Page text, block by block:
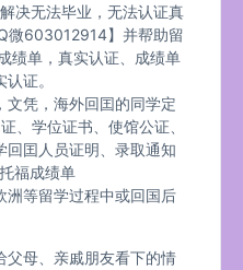
决无法毕业，无法认证真
微603012914】并帮助留
绩单，真实认证、成绩单
证。
文凭，海外回囯的同学定
、学位证书、使馆公证、
回囯人员证明、录取通知
福成绩单
洲等留学过程中或回国后
父母、亲戚朋友看下的情